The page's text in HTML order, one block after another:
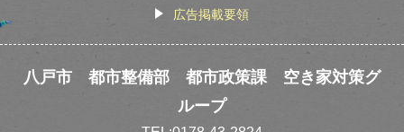
広告掲載要領
八戸市 都市整備部 都市政策課 空き家対策グ
ループ